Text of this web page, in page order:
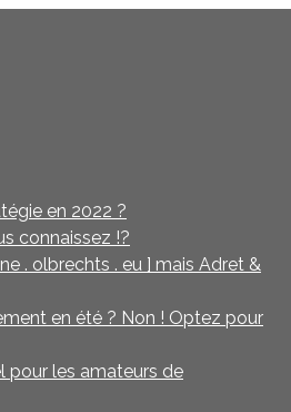
en 2022 ?
connaissez !?
. olbrechts . eu ] mais Adret &
en été ? Non ! Optez pour
pour les amateurs de